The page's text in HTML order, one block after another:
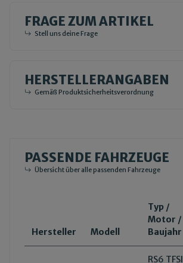
FRAGE ZUM ARTIKEL
Stell uns deine Frage
HERSTELLERANGABEN
Gemäß Produktsicherheitsverordnung
PASSENDE FAHRZEUGE
Übersicht über alle passenden Fahrzeuge
Hersteller Modell
Typ /
Motor /
Baujahr
RS6 TFSI